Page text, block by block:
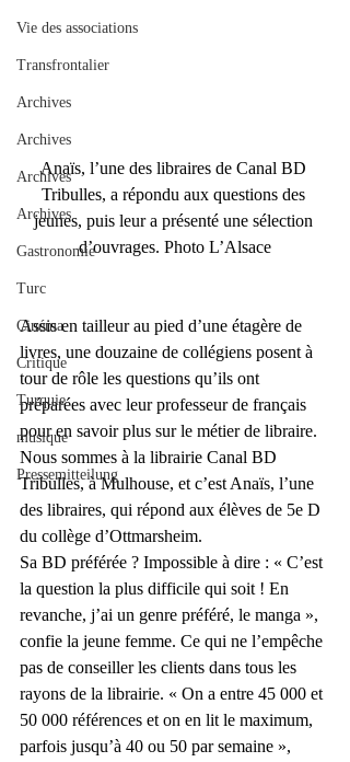
Vie des associations
Transfrontalier
Archives
Archives
Archives
Archives
Gastronomie
Turc
Cinéma
Critique
Turquie
musique
Pressemitteilung
Anaïs, l’une des libraires de Canal BD
Tribulles, a répondu aux questions des
jeunes, puis leur a présenté une sélection
d’ouvrages. Photo L’Alsace
Assis en tailleur au pied d’une étagère de
livres, une douzaine de collégiens posent à
tour de rôle les questions qu’ils ont
préparées avec leur professeur de français
pour en savoir plus sur le métier de libraire.
Nous sommes à la librairie Canal BD
Tribulles, à Mulhouse, et c’est Anaïs, l’une
des libraires, qui répond aux élèves de 5e D
du collège d’Ottmarsheim.
Sa BD préférée ? Impossible à dire : « C’est
la question la plus difficile qui soit ! En
revanche, j’ai un genre préféré, le manga »,
confie la jeune femme. Ce qui ne l’empêche
pas de conseiller les clients dans tous les
rayons de la librairie. « On a entre 45 000 et
50 000 références et on en lit le maximum,
parfois jusqu’à 40 ou 50 par semaine »,